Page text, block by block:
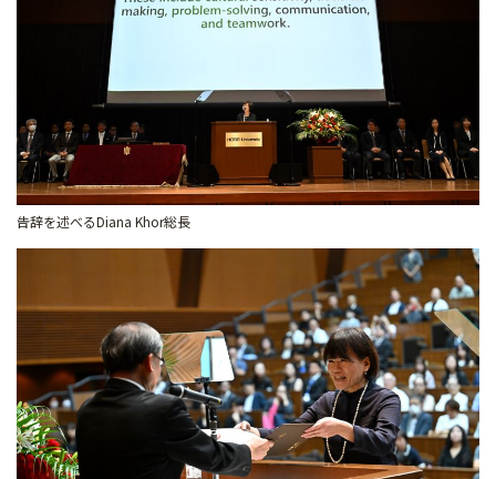
告辞を述べるDiana Khor総長